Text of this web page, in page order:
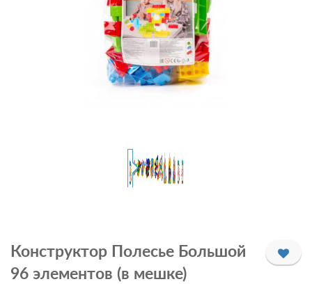
Конструктор Полесье Большой
96 элементов (в мешке)